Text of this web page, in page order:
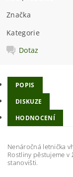
Značka
Kategorie
Dotaz
POPIS
DISKUZE
HODNOCENÍ
Nenáročná letnička
Rostliny pěstujeme
stanovišti.